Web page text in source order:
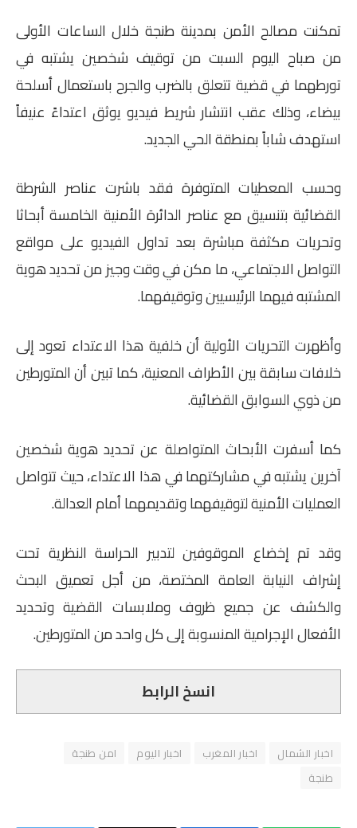
تمكنت مصالح الأمن بمدينة طنجة خلال الساعات الأولى
من صباح اليوم السبت من توقيف شخصين يشتبه في
تورطهما في قضية تتعلق بالضرب والجرح باستعمال أسلحة
بيضاء، وذلك عقب انتشار شريط فيديو يوثق اعتداءً عنيفاً
استهدف شاباً بمنطقة الحي الجديد.
وحسب المعطيات المتوفرة فقد باشرت عناصر الشرطة
القضائية بتنسيق مع عناصر الدائرة الأمنية الخامسة أبحاثا
وتحريات مكثفة مباشرة بعد تداول الفيديو على مواقع
التواصل الاجتماعي، ما مكن في وقت وجيز من تحديد هوية
المشتبه فيهما الرئيسيين وتوقيفهما.
وأظهرت التحريات الأولية أن خلفية هذا الاعتداء تعود إلى
خلافات سابقة بين الأطراف المعنية، كما تبين أن المتورطين
من ذوي السوابق القضائية.
كما أسفرت الأبحاث المتواصلة عن تحديد هوية شخصين
آخرين يشتبه في مشاركتهما في هذا الاعتداء، حيث تتواصل
العمليات الأمنية لتوقيفهما وتقديمهما أمام العدالة.
وقد تم إخضاع الموقوفين لتدبير الحراسة النظرية تحت
إشراف النيابة العامة المختصة، من أجل تعميق البحث
والكشف عن جميع ظروف وملابسات القضية وتحديد
الأفعال الإجرامية المنسوبة إلى كل واحد من المتورطين.
انسخ الرابط
اخبار الشمال اخبار المغرب اخبار اليوم
امن طنجة
طنجة